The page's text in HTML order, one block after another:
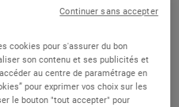
H/F
cookies pour s'assurer du bon
son contenu et ses publicités et
au centre de paramétrage en
pour exprimer vos choix sur les
le bouton "tout accepter" pour
Continuer sans accepter